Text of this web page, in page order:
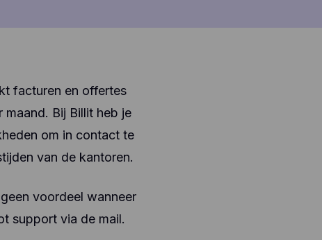
facturen en offertes
Bij Billit heb je
om in contact te
van de kantoren.
voordeel wanneer
support via de mail.